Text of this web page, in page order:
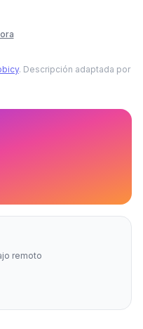
. Descripción adaptada por
remoto